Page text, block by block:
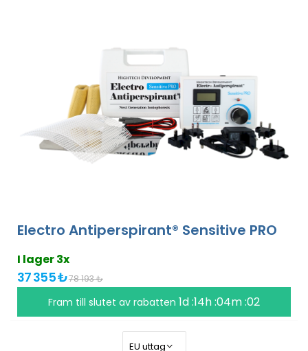
Electro Antiperspirant® Sensitive PRO
I lager 3x
37 355 ₺78 193 ₺
Fram till slutet av rabatten1d :14h :04m :01